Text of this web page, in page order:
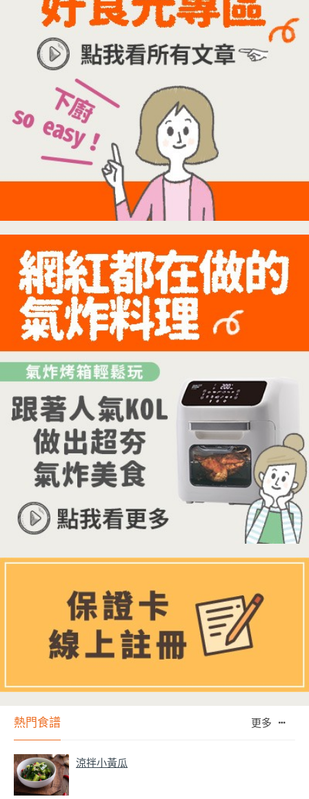
熱門食譜 更多
涼拌小黃瓜